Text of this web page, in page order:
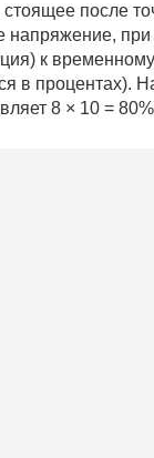
после
напряжение,
к
в процентах).
8 × 10 =